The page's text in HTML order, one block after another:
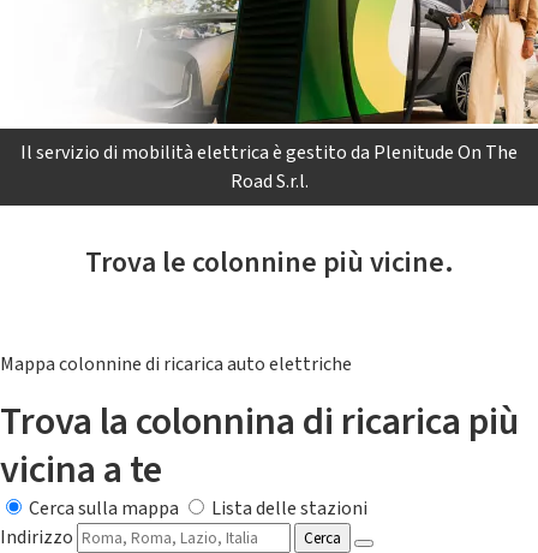
Il servizio di mobilità elettrica è gestito da Plenitude On The
Road S.r.l.
Trova le colonnine più vicine.
Mappa colonnine di ricarica auto elettriche
Trova la colonnina di ricarica più
vicina a te
Cerca sulla mappa
Lista delle stazioni
Indirizzo
Cerca